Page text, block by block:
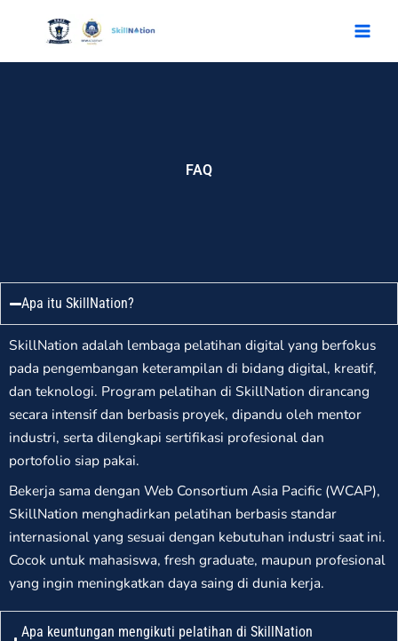
FAQ
Apa itu SkillNation?
SkillNation adalah lembaga pelatihan digital yang berfokus
pada pengembangan keterampilan di bidang digital, kreatif,
dan teknologi. Program pelatihan di SkillNation dirancang
secara intensif dan berbasis proyek, dipandu oleh mentor
industri, serta dilengkapi sertifikasi profesional dan
portofolio siap pakai.
Bekerja sama dengan Web Consortium Asia Pacific (WCAP),
SkillNation menghadirkan pelatihan berbasis standar
internasional yang sesuai dengan kebutuhan industri saat ini.
Cocok untuk mahasiswa, fresh graduate, maupun profesional
yang ingin meningkatkan daya saing di dunia kerja.
Apa keuntungan mengikuti pelatihan di SkillNation